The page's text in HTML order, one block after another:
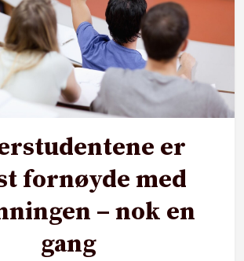
er
fornøyde med
– nok en
gang